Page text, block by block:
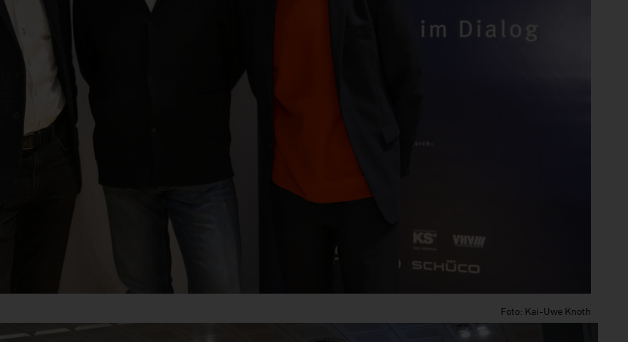
Foto: Kai-Uwe Knoth